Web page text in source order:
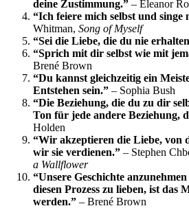
deine Zustimmung.” – Eleanor
“Ich feiere mich selbst und singe
Whitman, Song of Myself
“Sei die Liebe, die du nie
“Sprich mit dir selbst wie mit
Brené Brown
“Du kannst gleichzeitig ein
Entstehen sein.” – Sophia Bush
“Die Beziehung, die du zu dir
Ton für jede andere Beziehung,
Holden
“Wir akzeptieren die Liebe, von
wir sie verdienen.” – Stephen
a Wallflower
“Unsere Geschichte
diesen Prozess zu lieben, ist das
werden.” – Brené Brown